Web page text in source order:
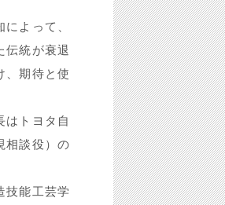
よって、
伝統が衰退
、期待と使
はトヨタ自
相談役）の
技能工芸学